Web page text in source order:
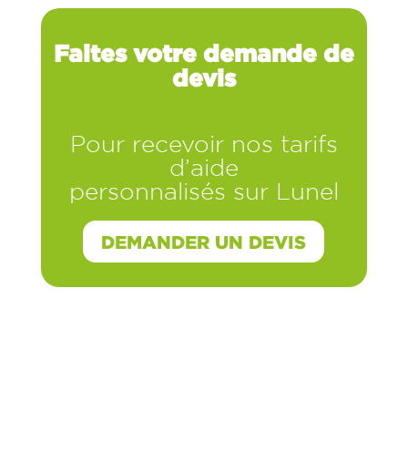
Faites votre demande de
devis
Pour recevoir nos tarifs
d’aide
personnalisés sur Lunel
DEMANDER UN DEVIS